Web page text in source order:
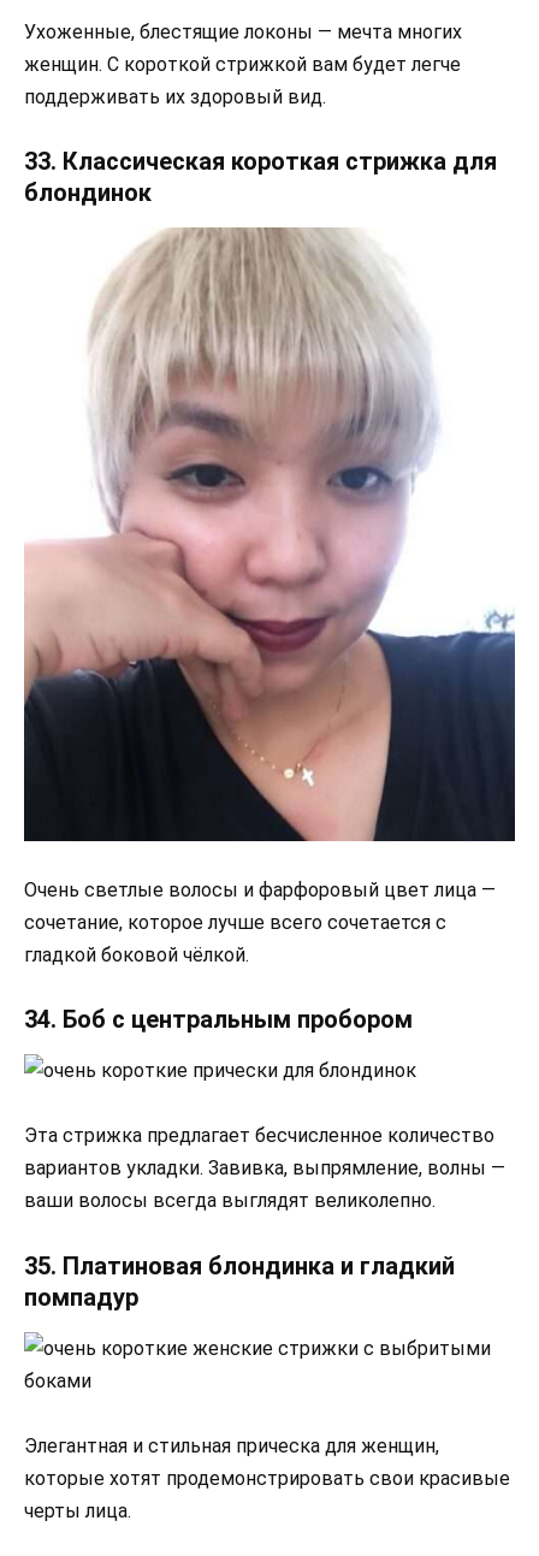
Ухоженные, блестящие локоны — мечта многих
женщин. С короткой стрижкой вам будет легче
поддерживать их здоровый вид.
33. Классическая короткая стрижка для
блондинок
Очень светлые волосы и фарфоровый цвет лица —
сочетание, которое лучше всего сочетается с
гладкой боковой чёлкой.
34. Боб с центральным пробором
Эта стрижка предлагает бесчисленное количество
вариантов укладки. Завивка, выпрямление, волны —
ваши волосы всегда выглядят великолепно.
35. Платиновая блондинка и гладкий
помпадур
Элегантная и стильная прическа для женщин,
которые хотят продемонстрировать свои красивые
черты лица.